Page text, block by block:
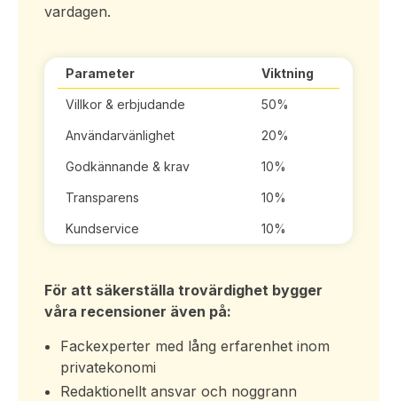
vardagen.
Parameter Viktning
Villkor & erbjudande 50%
Användarvänlighet 20%
Godkännande & krav 10%
Transparens 10%
Kundservice 10%
För att säkerställa trovärdighet bygger
våra recensioner även på:
Fackexperter med lång erfarenhet inom
privatekonomi
Redaktionellt ansvar och noggrann